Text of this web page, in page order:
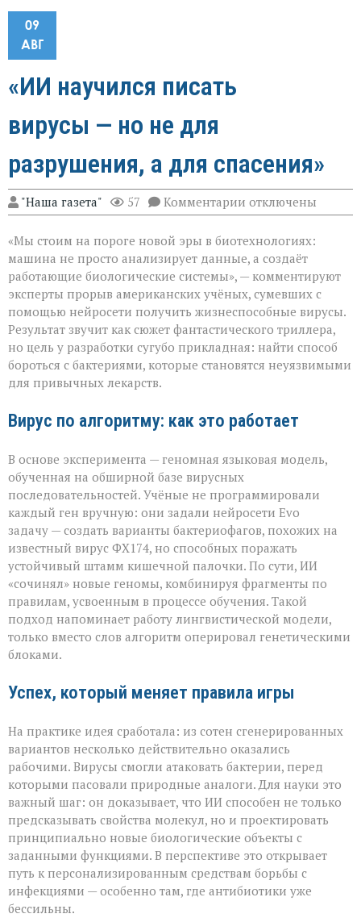
09
АВГ
«ИИ научился писать
вирусы — но не для
разрушения, а для спасения»
"Наша газета" 57 Комментарии к
записи
научился
писать
вирусы — но
не
для
разрушения,
а
для
спасения»
отключены
«Мы стоим на пороге новой эры в биотехнологиях:
машина не просто анализирует данные, а создаёт
работающие биологические системы», — комментируют
эксперты прорыв американских учёных, сумевших с
помощью нейросети получить жизнеспособные вирусы.
Результат звучит как сюжет фантастического триллера,
но цель у разработки сугубо прикладная: найти способ
бороться с бактериями, которые становятся неуязвимыми
для привычных лекарств.
Вирус по алгоритму: как это работает
В основе эксперимента — геномная языковая модель,
обученная на обширной базе вирусных
последовательностей. Учёные не программировали
каждый ген вручную: они задали нейросети Evo
задачу — создать варианты бактериофагов, похожих на
известный вирус ФХ174, но способных поражать
устойчивый штамм кишечной палочки. По сути, ИИ
«сочинял» новые геномы, комбинируя фрагменты по
правилам, усвоенным в процессе обучения. Такой
подход напоминает работу лингвистической модели,
только вместо слов алгоритм оперировал генетическими
блоками.
Успех, который меняет правила игры
На практике идея сработала: из сотен сгенерированных
вариантов несколько действительно оказались
рабочими. Вирусы смогли атаковать бактерии, перед
которыми пасовали природные аналоги. Для науки это
важный шаг: он доказывает, что ИИ способен не только
предсказывать свойства молекул, но и проектировать
принципиально новые биологические объекты с
заданными функциями. В перспективе это открывает
путь к персонализированным средствам борьбы с
инфекциями — особенно там, где антибиотики уже
бессильны.